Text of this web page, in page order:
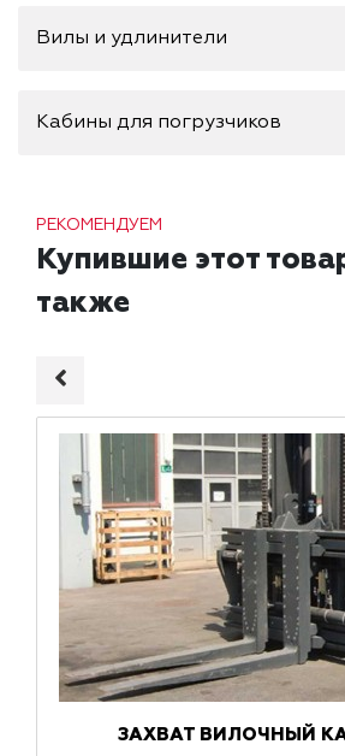
Вилы и удлинители
Кабины для погрузчиков
РЕКОМЕНДУЕМ
Купившие этот
также
ЗАХВАТ ВИЛОЧНЫЙ